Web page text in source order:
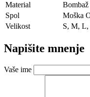
Material
Bombaž
Spol
Moška
Velikost
S, M,
Napišite mnenje
Vaše ime